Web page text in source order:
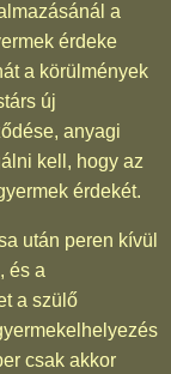
a
érdeke
a körülmények
új
anyagi
kell, hogy az
érdekét.
után peren kívül
és a
a szülő
csak akkor